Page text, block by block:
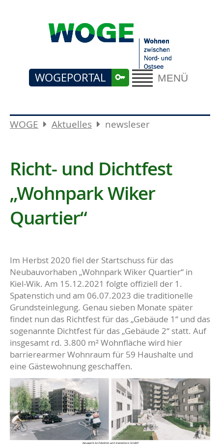
MENÜ
WOGEPORTAL
WOGE Aktuelles newsleser
Richt- und Dichtfest
„Wohnpark Wiker
Quartier“
Im Herbst 2020 fiel der Startschuss für das
Neubauvorhaben „Wohnpark Wiker Quartier“ in
Kiel-Wik. Am 15.12.2021 folgte offiziell der 1.
Spatenstich und am 06.07.2023 die traditionelle
Grundsteinlegung. Genau sieben Monate später
findet nun das Richtfest für das „Gebäude 1“ und das
sogenannte Dichtfest für das „Gebäude 2“ statt. Auf
insgesamt rd. 3.800 m² Wohnfläche wird hier
barrierearmer Wohnraum für 59 Haushalte und
eine Gästewohnung geschaffen.